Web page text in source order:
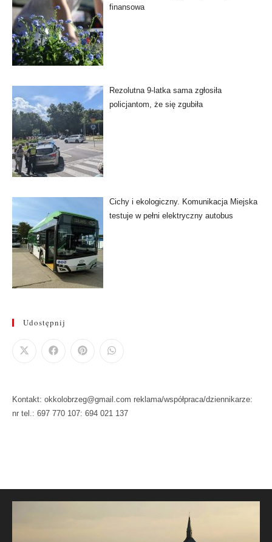
finansowa
Rezolutna 9-latka sama zgłosiła
policjantom, że się zgubiła
Cichy i ekologiczny. Komunikacja Miejska
testuje w pełni elektryczny autobus
Udostępnij
Kontakt: okkolobrzeg@gmail.com reklama/współpraca/dziennikarze:
nr tel.: 697 770 107: 694 021 137